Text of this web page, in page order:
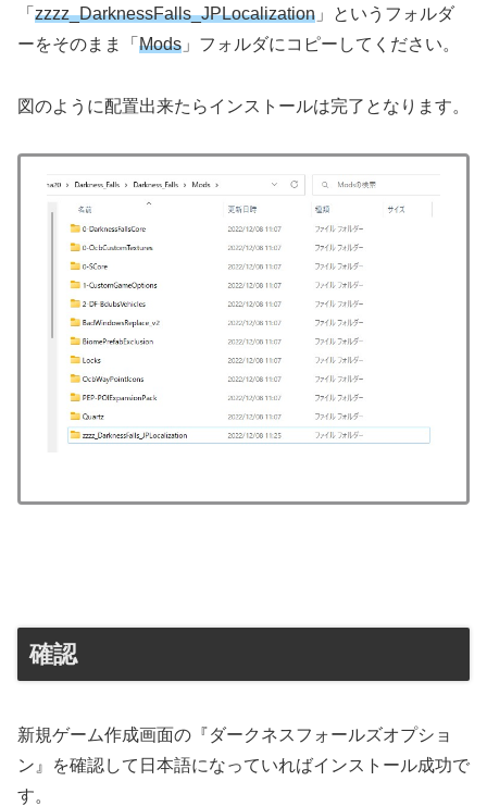
「 zzzz_DarknessFalls_JPLocalization 」というフォルダ
ーをそのまま「 Mods 」フォルダにコピーしてください。
図のように配置出来たらインストールは完了となります。
確認
新規ゲーム作成画面の『ダークネスフォールズオプショ
ン』を確認して日本語になっていればインストール成功で
す。